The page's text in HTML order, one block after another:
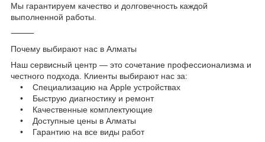
Мы гарантируем качество и долговечность каждой
выполненной работы.
⸻
Почему выбирают нас в Алматы
Наш сервисный центр — это сочетание профессионализма и
честного подхода. Клиенты выбирают нас за:
• Специализацию на Apple устройствах
• Быструю диагностику и ремонт
• Качественные комплектующие
• Доступные цены в Алматы
• Гарантию на все виды работ